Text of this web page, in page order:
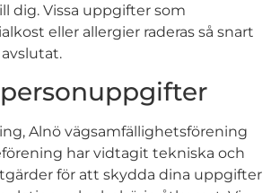
dig. Vissa uppgifter som
eller allergier raderas så snart
Alnö vägsamfällighetsförening
har vidtagit tekniska och
för att skydda dina uppgifter